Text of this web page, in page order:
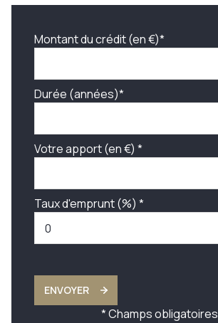
Montant du crédit (en €)*
Durée (années)*
Votre apport (en €) *
Taux d'emprunt (%) *
ENVOYER
* Champs obligatoires